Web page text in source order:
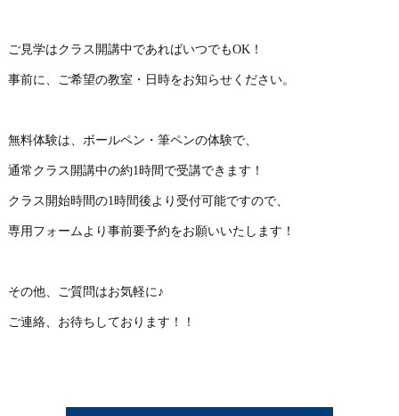
ご見学はクラス開講中であればいつでもOK！
事前に、ご希望の教室・日時をお知らせください。
無料体験は、ボールペン・筆ペンの体験で、
通常クラス開講中の約1時間で受講できます！
クラス開始時間の1時間後より受付可能ですので、
専用フォームより事前要予約をお願いいたします！
その他、ご質問はお気軽に♪
ご連絡、お待ちしております！！